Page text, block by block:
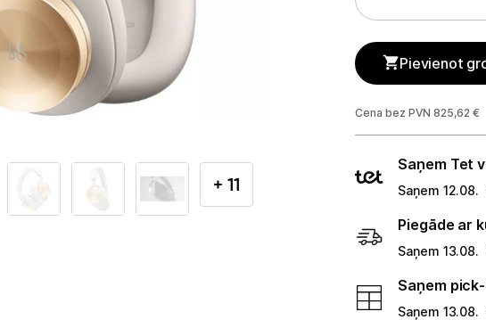
Akustiskās sistēmas
Bezvadu skaļruņi
Studijas skaņas aprīkojums
+ 11
Pievienot
Cena bez PVN 825,62 €
Piegādes
veidi
Saņem Tet
Saņem 12.08.
Piegāde ar
Saņem 13.08.
Saņem
Saņem 13.08.